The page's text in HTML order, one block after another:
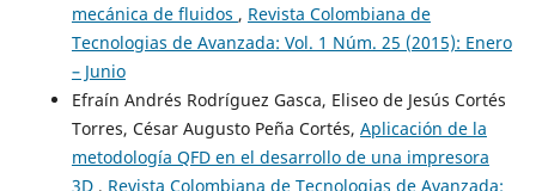
mecánica de fluidos , Revista Colombiana de
Tecnologias de Avanzada: Vol. 1 Núm. 25 (2015): Enero
– Junio
Efraín Andrés Rodríguez Gasca, Eliseo de Jesús Cortés
Torres, César Augusto Peña Cortés, Aplicación de la
metodología QFD en el desarrollo de una impresora
3D , Revista Colombiana de Tecnologias de Avanzada: